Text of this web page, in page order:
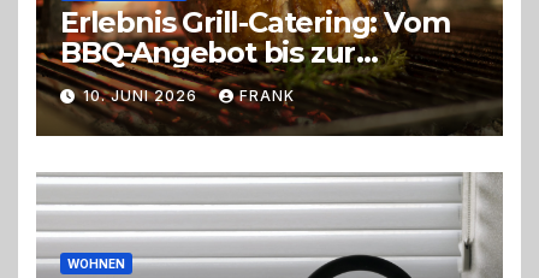
Erlebnis Grill-Catering: Vom
BBQ-Angebot bis zur
perfekten Eventorganisation
Trend zu Outdoor-Events,
Erlebnisgastronomie und
Live-Cooking
10. JUNI 2026 FRANK
WOHNEN